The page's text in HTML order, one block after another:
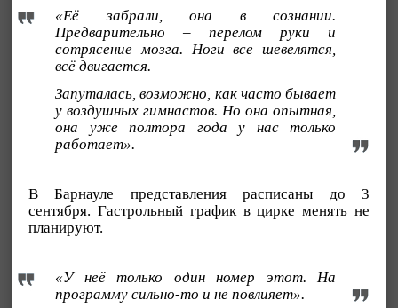
«Её забрали, она в сознании.
Предварительно – перелом руки и
сотрясение мозга. Ноги все шевелятся,
всё двигается.
Запуталась, возможно, как часто бывает
у воздушных гимнастов. Но она опытная,
она уже полтора года у нас только
работает».
В Барнауле представления расписаны до 3
сентября. Гастрольный график в цирке менять не
планируют.
«У неё только один номер этот. На
программу сильно-то и не повлияет».